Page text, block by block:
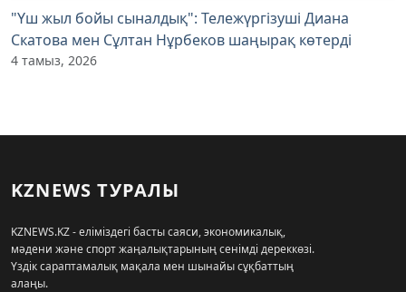
"Үш жыл бойы сыналдық": Тележүргізуші Диана
Скатова мен Сұлтан Нұрбеков шаңырақ көтерді
4 тамыз, 2026
KZNEWS ТУРАЛЫ
KZNEWS.KZ - еліміздегі басты саяси, экономикалық,
мәдени және спорт жаңалықтарының сенімді дереккөзі.
Үздік сараптамалық мақала мен шынайы сұқбаттың
алаңы.